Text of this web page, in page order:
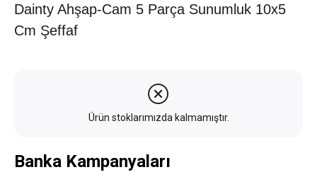
Dainty Ahşap-Cam 5 Parça Sunumluk 10x5
Cm Şeffaf
Ürün stoklarımızda kalmamıştır.
Banka Kampanyaları